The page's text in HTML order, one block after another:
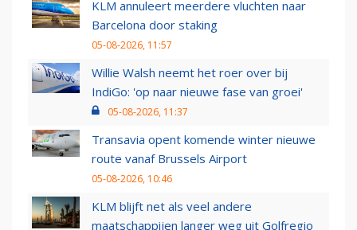
KLM annuleert meerdere vluchten naar
Barcelona door staking
05-08-2026, 11:57
Willie Walsh neemt het roer over bij
IndiGo: 'op naar nieuwe fase van groei'
05-08-2026, 11:37
Transavia opent komende winter nieuwe
route vanaf Brussels Airport
05-08-2026, 10:46
KLM blijft net als veel andere
maatschappijen langer weg uit Golfregio